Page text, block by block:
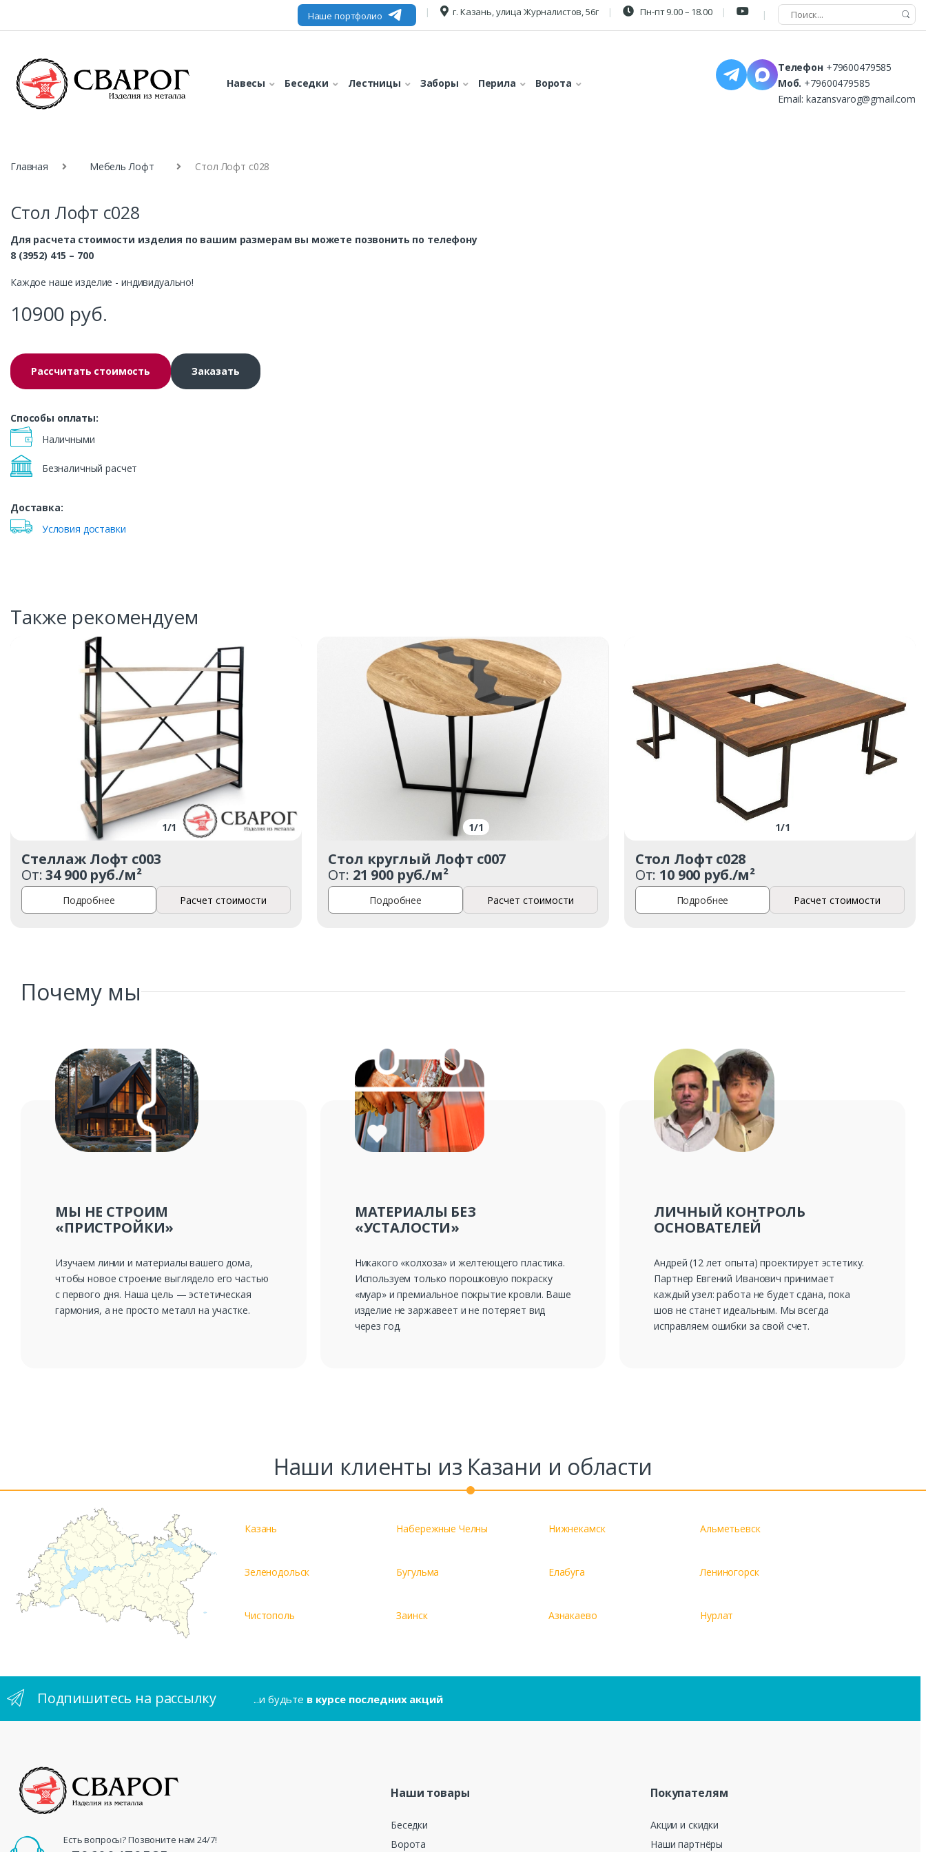
Заказать
Комментарий к заказу
Наше портфолио г. Казань, улица Журналистов, 56г Пн-пт 9.00 – 18.00
Навесы Беседки Лестницы Заборы Перила Ворота
Телефон +79600479585
Моб. +79600479585
Email: kazansvarog@gmail.com
Главная Мебель Лофт Стол Лофт с028
Стол Лофт с028
Для расчета стоимости изделия по вашим размерам вы можете позвонить по телефону
8 (3952) 415 – 700
Каждое наше изделие - индивидуально!
10900 руб.
Рассчитать стоимость Заказать
Способы оплаты:
Наличными
Безналичный расчет
Доставка:
Условия доставки
Также рекомендуем
1/1
Стеллаж Лофт с003
От:34 900 руб./м²
Подробнее Расчет стоимости
1/1
Стол круглый Лофт с007
От: 21 900 руб./м²
Подробнее Расчет стоимости
1/1
Стол Лофт с028
От: 10 900 руб./м²
Подробнее Расчет стоимости
Почему мы
МЫ НЕ СТРОИМ
«ПРИСТРОЙКИ»
Изучаем линии и материалы вашего дома,
чтобы новое строение выглядело его частью
с первого дня. Наша цель — эстетическая
гармония, а не просто металл на участке.
МАТЕРИАЛЫ БЕЗ
«УСТАЛОСТИ»
Никакого «колхоза» и желтеющего пластика.
Используем только порошковую покраску
«муар» и премиальное покрытие кровли. Ваше
изделие не заржавеет и не потеряет вид
через год.
ЛИЧНЫЙ КОНТРОЛЬ
ОСНОВАТЕЛЕЙ
Андрей (12 лет опыта) проектирует эстетику.
Партнер Евгений Иванович принимает
каждый узел: работа не будет сдана, пока
шов не станет идеальным. Мы всегда
исправляем ошибки за свой счет.
Наши клиенты из Казани и области
Казань Набережные Челны Нижнекамск Альметьевск
Зеленодольск Бугульма Елабуга Лениногорск
Чистополь Заинск Азнакаево Нурлат
Подпишитесь на рассылку ...и будьте в курсе последних акций
Есть вопросы? Позвоните нам 24/7!
Наши товары
Беседки
Ворота
Покупателям
Акции и скидки
Наши партнёры